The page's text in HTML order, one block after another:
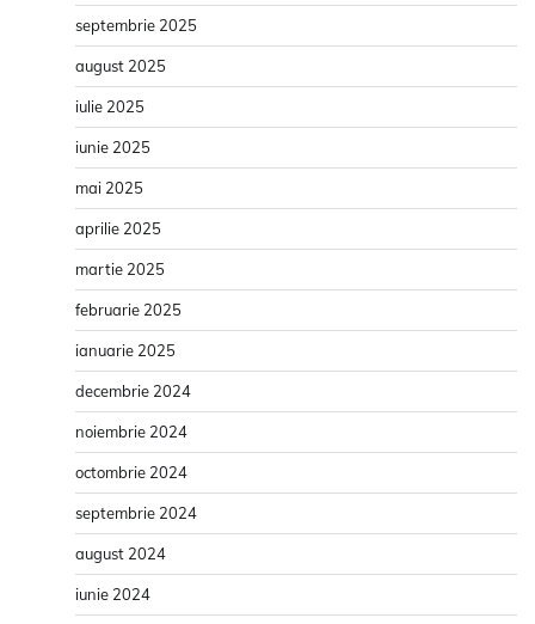
septembrie 2025
august 2025
iulie 2025
iunie 2025
mai 2025
aprilie 2025
martie 2025
februarie 2025
ianuarie 2025
decembrie 2024
noiembrie 2024
octombrie 2024
septembrie 2024
august 2024
iunie 2024